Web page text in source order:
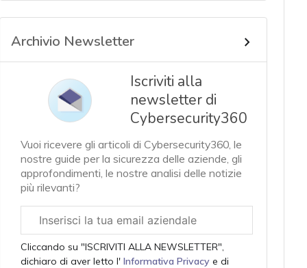
Archivio Newsletter
Iscriviti alla
newsletter di
Cybersecurity360
Vuoi ricevere gli articoli di Cybersecurity360, le
nostre guide per la sicurezza delle aziende, gli
approfondimenti, le nostre analisi delle notizie
più rilevanti?
aziendale
Cliccando su "ISCRIVITI ALLA NEWSLETTER",
dichiaro di aver letto l' Informativa Privacye di